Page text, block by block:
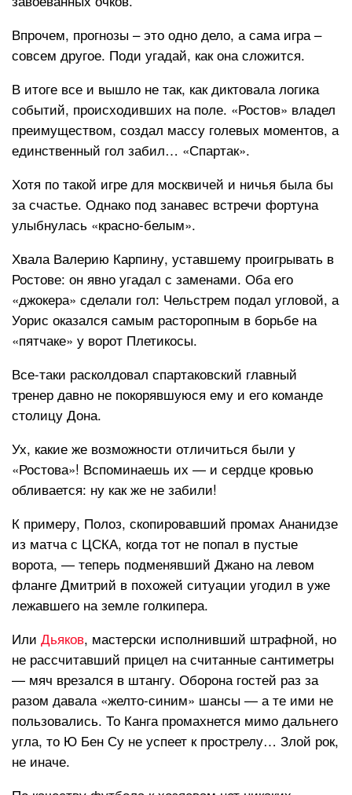
Впрочем, прогнозы – это одно дело, а сама игра –
совсем другое. Поди угадай, как она сложится.
В итоге все и вышло не так, как диктовала логика
событий, происходивших на поле. «Ростов» владел
преимуществом, создал массу голевых моментов, а
единственный гол забил… «Спартак».
Хотя по такой игре для москвичей и ничья была бы
за счастье. Однако под занавес встречи фортуна
улыбнулась «красно-белым».
Хвала Валерию Карпину, уставшему проигрывать в
Ростове: он явно угадал с заменами. Оба его
«джокера» сделали гол: Чельстрем подал угловой, а
Уорис оказался самым расторопным в борьбе на
«пятчаке» у ворот Плетикосы.
Все-таки расколдовал спартаковский главный
тренер давно не покорявшуюся ему и его команде
столицу Дона.
Ух, какие же возможности отличиться были у
«Ростова»! Вспоминаешь их — и сердце кровью
обливается: ну как же не забили!
К примеру, Полоз, скопировавший промах Ананидзе
из матча с ЦСКА, когда тот не попал в пустые
ворота, — теперь подменявший Джано на левом
фланге Дмитрий в похожей ситуации угодил в уже
лежавшего на земле голкипера.
Или Дьяков, мастерски исполнивший штрафной, но
не рассчитавший прицел на считанные сантиметры
— мяч врезался в штангу. Оборона гостей раз за
разом давала «желто-синим» шансы — а те ими не
пользовались. То Канга промахнется мимо дальнего
угла, то Ю Бен Су не успеет к прострелу… Злой рок,
не иначе.